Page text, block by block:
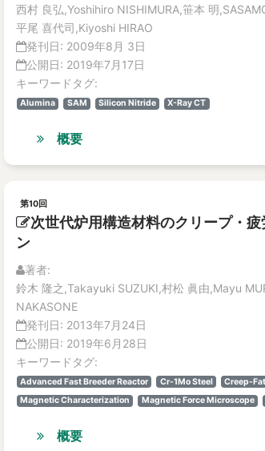
西村 良弘,Yoshihiro NISHIMURA,笹本 明
平尾 喜代司,Kiyoshi HIRAO
発刊日: 2009年8月 3日
公開日: 2019年7月17日
キーワードタグ:
Alumina SAM Silicon Nitride X-Ray CT
概要
第10回
次世代炉用構造材料のクリープ・
ン
著者:
鈴木 隆之,Takayuki SUZUKI,村松 眞由,Mayu
NAKASONE
発刊日: 2013年7月24日
公開日: 2019年6月28日
キーワードタグ:
Advanced Fast Breeder Reactor Cr-1Mo Steel Creep-
Magnetic Characterization
Magnetic Force Microscope
概要